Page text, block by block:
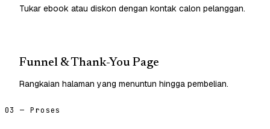
Tukar ebook atau diskon dengan kontak calon pelanggan.
Funnel & Thank-You Page
Rangkaian halaman yang menuntun hingga pembelian.
03 — Proses